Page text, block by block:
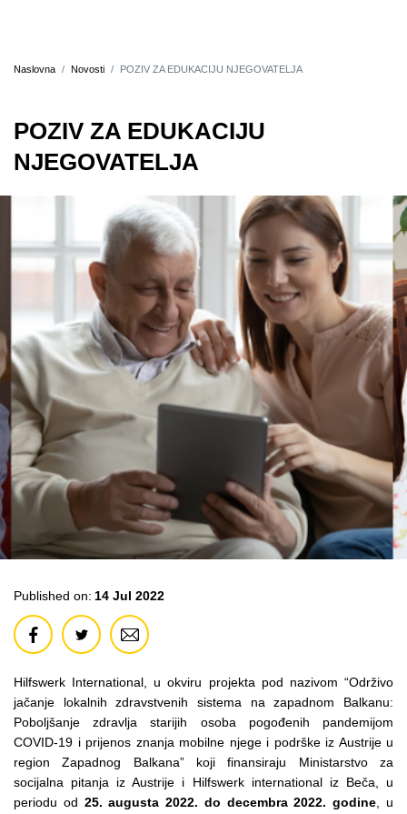
Naslovna Novosti POZIV ZA EDUKACIJU NJEGOVATELJA
POZIV ZA EDUKACIJU
NJEGOVATELJA
Published on: 14 Jul 2022
Hilfswerk International, u okviru projekta pod nazivom “Održivo
jačanje lokalnih zdravstvenih sistema na zapadnom Balkanu:
Poboljšanje zdravlja starijih osoba pogođenih pandemijom
COVID-19 i prijenos znanja mobilne njege i podrške iz Austrije u
region Zapadnog Balkana” koji finansiraju Ministarstvo za
socijalna pitanja iz Austrije i Hilfswerk international iz Beča, u
periodu od 25. augusta 2022. do decembra 2022. godine , u